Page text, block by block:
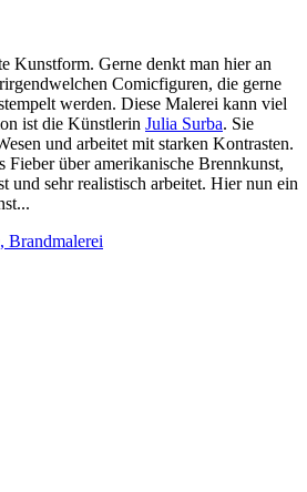
Kunstform. Gerne denkt man hier an
Comicfiguren, die gerne
werden. Diese Malerei kann viel
ist die Künstlerin Julia Surba. Sie
und arbeitet mit starken Kontrasten.
Fieber über amerikanische Brennkunst,
und sehr realistisch arbeitet. Hier nun ein
Brandmalerei